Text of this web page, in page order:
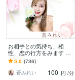
お相手との気持ち、相
性、恋の行方をみます ❁
恋愛❁結婚❁復縁❁恋愛成
就❁仕事❁人生相談全般❁
5.0 (736)
蒼みれい
100 円 /分